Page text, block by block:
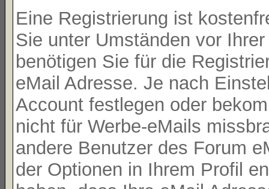
Eine Registrierung ist
Sie unter Umständen vor
benötigen Sie für die
eMail Adresse. Je nach
Account festlegen oder
nicht für Werbe-eMails
andere Benutzer des Forum
der Optionen in Ihrem Profil